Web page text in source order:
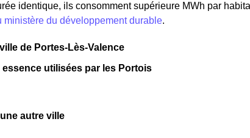
identique, ils consomment supérieure MWh par
ministère du développement durable.
de Portes-Lès-Valence
utilisées par les Portois
autre ville